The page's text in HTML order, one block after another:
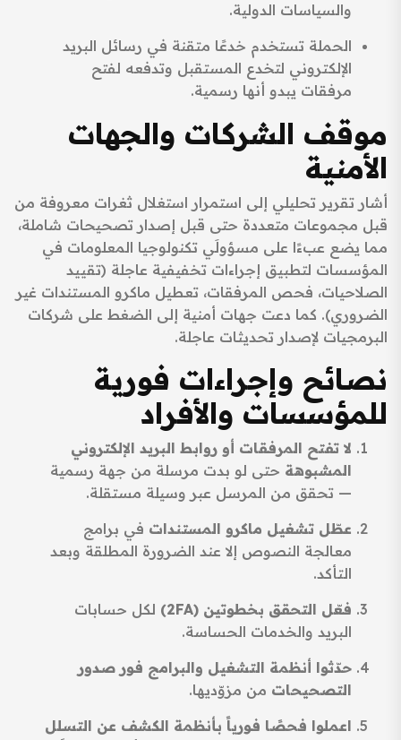
والسياسات الدولية.
الحملة تستخدم خدعًا متقنة في رسائل البريد
الإلكتروني لتخدع المستقبل وتدفعه لفتح
مرفقات يبدو أنها رسمية.
موقف الشركات والجهات
الأمنية
أشار تقرير تحليلي إلى استمرار استغلال ثغرات معروفة من
قبل مجموعات متعددة حتى قبل إصدار تصحيحات شاملة،
مما يضع عبءًا على مسؤولَي تكنولوجيا المعلومات في
المؤسسات لتطبيق إجراءات تخفيفية عاجلة (تقييد
الصلاحيات، فحص المرفقات، تعطيل ماكرو المستندات غير
الضروري). كما دعت جهات أمنية إلى الضغط على شركات
البرمجيات لإصدار تحديثات عاجلة.
نصائح وإجراءات فورية
للمؤسسات والأفراد
لا تفتح المرفقات أو روابط البريد الإلكتروني
المشبوهة حتى لو بدت مرسلة من جهة رسمية
— تحقق من المرسل عبر وسيلة مستقلة.
عطّل تشغيل ماكرو المستندات في برامج
معالجة النصوص إلا عند الضرورة المطلقة وبعد
التأكد.
فعّل التحقق بخطوتين (2FA)
لكل حسابات
البريد والخدمات الحساسة.
حدّثوا أنظمة التشغيل والبرامج فور صدور
التصحيحات من مزوّديها.
اعملوا فحصًا فورياً بأنظمة الكشف عن التسلل